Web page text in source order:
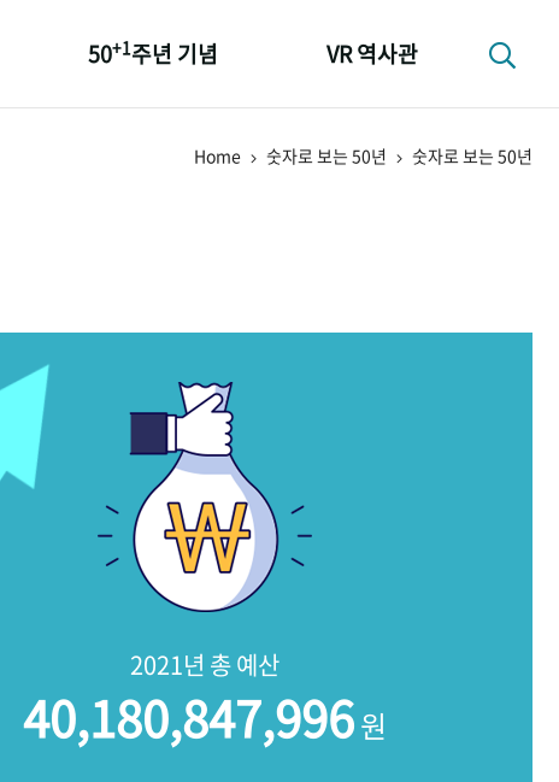
50+1주년 기념 VR 역사관
Home 숫자로 보는 50년 숫자로 보는 50년
2021년 총 예산
40,180,847,996원